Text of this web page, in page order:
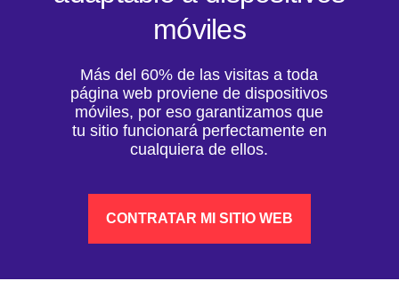
móviles
Más del 60% de las visitas a toda
página web proviene de dispositivos
móviles, por eso garantizamos que
tu sitio funcionará perfectamente en
cualquiera de ellos.
CONTRATAR MI SITIO WEB